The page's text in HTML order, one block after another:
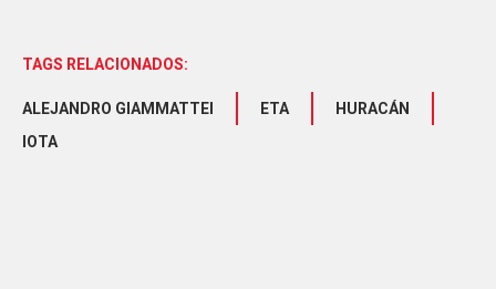
TAGS RELACIONADOS:
ALEJANDRO GIAMMATTEI ETA
HURACÁN
IOTA